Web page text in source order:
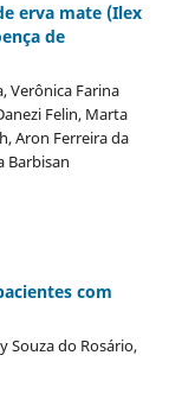
erva mate (Ilex
de
Verônica Farina
Felin, Marta
Aron Ferreira da
Barbisan
com
Souza do Rosário,